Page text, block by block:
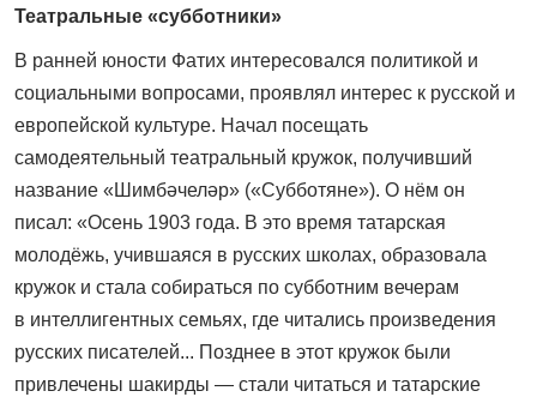
Театральные «субботники»
В ранней юности Фатих интересовался политикой и
социальными вопросами, проявлял интерес к русской и
европейской культуре. Начал посещать
самодеятельный театральный кружок, получивший
название «Шимбәчеләр» («Субботяне»). О нём он
писал: «Осень 1903 года. В это время татарская
молодёжь, учившаяся в русских школах, образовала
кружок и стала собираться по субботним вечерам
в интеллигентных семьях, где читались произведения
русских писателей... Позднее в этот кружок были
привлечены шакирды — стали читаться и татарские